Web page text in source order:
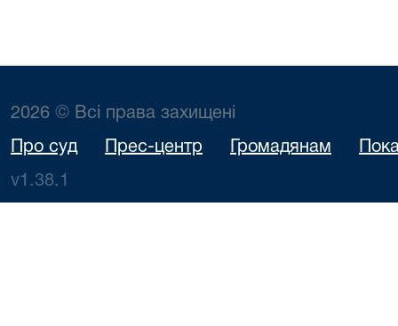
2026 © Всі права захищені
Про суд Прес-центр Громадянам
v1.38.1